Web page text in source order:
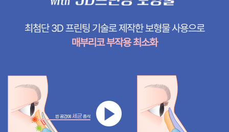
최첨단 3D 프린팅 기술로 제작한 보형물 사용으로
매부리코 부작용 최소화